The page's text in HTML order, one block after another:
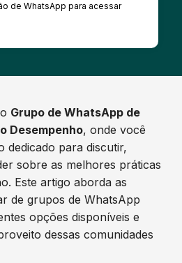
de WhatsApp para acessar
Grupo de WhatsApp de
Desempenho, onde você
dedicado para discutir,
sobre as melhores práticas
Este artigo aborda as
de grupos de WhatsApp
opções disponíveis e
dessas comunidades